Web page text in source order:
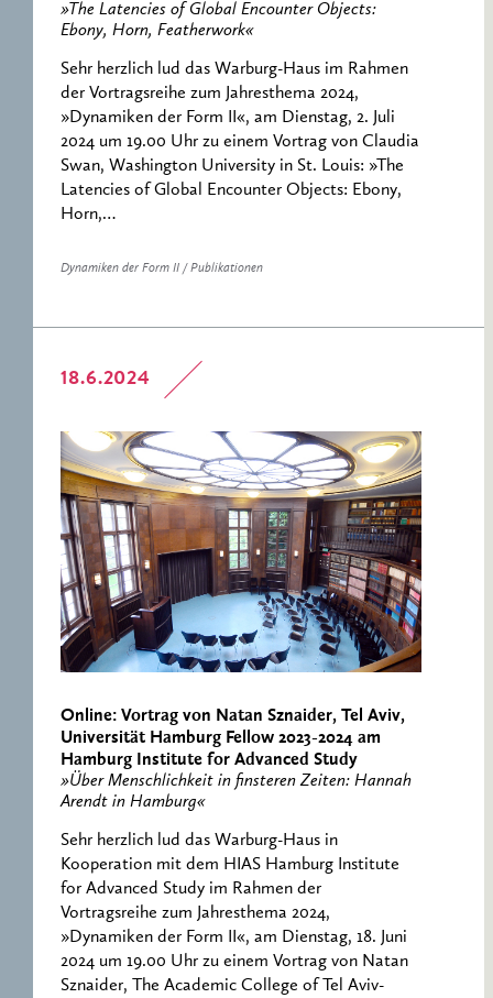
»The Latencies of Global Encounter Objects:
Ebony, Horn, Featherwork«
Sehr herzlich lud das Warburg-Haus im Rahmen
der Vortragsreihe zum Jahresthema 2024,
»Dynamiken der Form II«, am Dienstag, 2. Juli
2024 um 19.00 Uhr zu einem Vortrag von Claudia
Swan, Washington University in St. Louis: »The
Latencies of Global Encounter Objects: Ebony,
Horn,…
Dynamiken der Form II / Publikationen
18.6.2024
Online: Vortrag von Natan Sznaider, Tel Aviv,
Universität Hamburg Fellow 2023-2024 am
Hamburg Institute for Advanced Study
»Über Menschlichkeit in finsteren Zeiten: Hannah
Arendt in Hamburg«
Sehr herzlich lud das Warburg-Haus in
Kooperation mit dem HIAS Hamburg Institute
for Advanced Study im Rahmen der
Vortragsreihe zum Jahresthema 2024,
»Dynamiken der Form II«, am Dienstag, 18. Juni
2024 um 19.00 Uhr zu einem Vortrag von Natan
Sznaider, The Academic College of Tel Aviv-